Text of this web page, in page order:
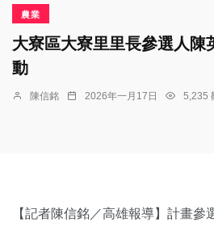
農業
大寮區大寮里里長參選人陳
動
陳信銘 2026年一月17日 5,235
【記者陳信銘／高雄報導】計畫